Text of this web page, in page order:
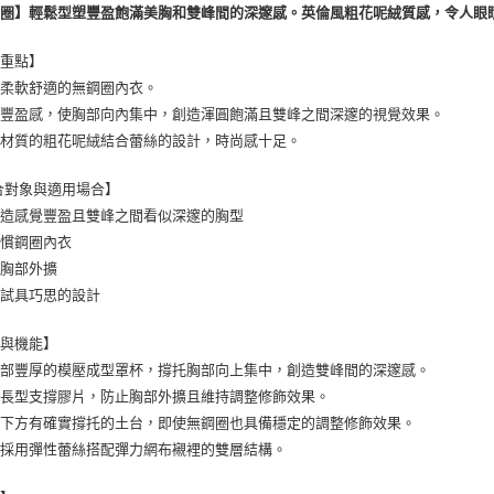
7-11取貨
每筆
】輕鬆型塑豐盈飽滿美胸和雙峰間的深邃感。英倫風粗花呢絨質感，令人眼
點】
軟舒適的無鋼圈內衣。
盈感，使胸部向內集中，創造渾圓飽滿且雙峰之間深邃的視覺效果。
質的粗花呢絨結合蕾絲的設計，時尚感十足。
象與適用場合】
感覺豐盈且雙峰之間看似深邃的胸型
鋼圈內衣
部外擴
具巧思的設計
機能】
豐厚的模壓成型罩杯，撐托胸部向上集中，創造雙峰間的深邃感。
型支撐膠片，防止胸部外擴且維持調整修飾效果。
方有確實撐托的土台，即使無鋼圈也具備穩定的調整修飾效果。
用彈性蕾絲搭配彈力網布襯裡的雙層結構。